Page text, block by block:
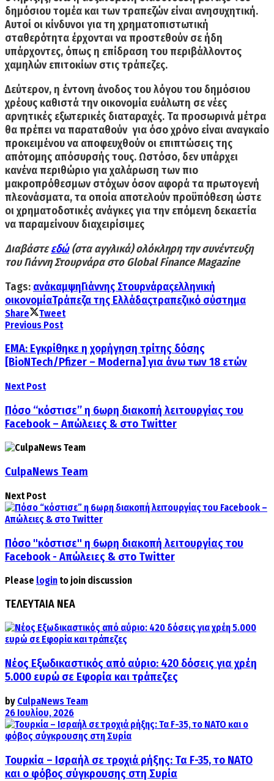
δημόσιου τομέα και των τραπεζών είναι ανησυχητική.
Αυτοί οι κίνδυνοι για τη χρηματοπιστωτική
σταθερότητα έρχονται να προστεθούν σε ήδη
υπάρχοντες, όπως η επίδραση του περιβάλλοντος
χαμηλών επιτοκίων στις τράπεζες.
Δεύτερον, η έντονη άνοδος του λόγου του δημόσιου
χρέουςκαθιστά την οικονομία ευάλωτη σε νέες
αρνητικές εξωτερικές διαταραχές. Τα προσωρινά μέτρα
θα πρέπει να παραταθούν για όσο χρόνο είναι αναγκαίο
προκειμένου να αποφευχθούν οι επιπτώσεις της
απότομης απόσυρσής τους. Ωστόσο, δεν υπάρχει
κανένα περιθώριο για χαλάρωση των πιο
μακροπρόθεσμων στόχων όσον αφορά τα πρωτογενή
πλεονάσματα, τα οποία αποτελούν προϋπόθεση ώστε
οι χρηματοδοτικές ανάγκες για την επόμενη δεκαετία
να παραμείνουν διαχειρίσιμες
Διαβάστε εδώ (στα αγγλικά) ολόκληρη την συνέντευξη
τουΓιάννη ΣτουρνάραστοGlobal Finance Magazine
Tags: ανάκαμψηΓιάννης Στουρνάραςελληνική
οικονομίαΤράπεζα της Ελλάδαςτραπεζικό σύστημα
Share
Tweet
Previous Post
ΕΜΑ: Εγκρίθηκε η χορήγηση τρίτης δόσης
[BioNTech/Pfizer – Moderna] για άνω των 18 ετών
Next Post
Πόσο “κόστισε” η 6ωρη διακοπή λειτουργίας του
Facebook – Απώλειες & στο Τwitter
CulpaNews Team
Next Post
Πόσο "κόστισε" η 6ωρη διακοπή λειτουργίας του
Facebook - Απώλειες & στο Τwitter
Please login to join discussion
ΤΕΛΕΥΤΑΙΑ ΝΕΑ
Νέος Εξωδικαστικός από αύριο: 420 δόσεις για χρέη
5.000 ευρώ σε Εφορία και τράπεζες
by CulpaNews Team
26 Ιουλίου, 2026
Τουρκία – Ισραήλ σε τροχιά ρήξης: Τα F-35, το ΝΑΤΟ
και ο φόβος σύγκρουσης στη Συρία